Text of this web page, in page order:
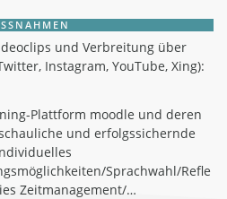
und Verbreitung über
Instagram, YouTube, Xing):
Plattform moodle und deren
und erfolgssichernde
Sprachwahl/Refle
Zeitmanagement/…